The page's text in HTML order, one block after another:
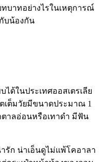
บาทอย่างไรในเหตุการณ์
บน้องกัน
ได้ในประเทศออสเตรเลีย
เต็มวัยมีขนาดประมาณ 1
าลอ่อนหรือเทาดำ มีฟัน
รัก น่าเอ็นดูไม่แพ้โคอาลา